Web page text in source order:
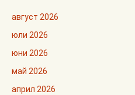
август 2026
юли 2026
юни 2026
май 2026
април 2026